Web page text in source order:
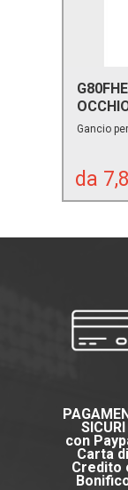
Gancio
da
SICURI
con
Carta di
Credito